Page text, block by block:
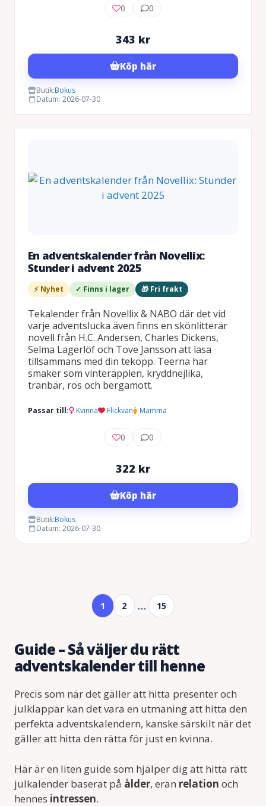
0 0
343 kr
Köp här
Butik:Bokus
Datum: 2026-07-30
En adventskalender från Novellix:
Stunder i advent 2025
⚡ Nyhet ✓ Finns i lager 🎁 Fri frakt
Tekalender från Novellix & NABO där det vid
varje adventslucka även finns en skönlitterär
novell från H.C. Andersen, Charles Dickens,
Selma Lagerlöf och Tove Jansson att läsa
tillsammans med din tekopp. Teerna har
smaker som vinteräpplen, kryddnejlika,
tranbär, ros och bergamott.
Passar till: Kvinna Flickvän Mamma
0 0
322 kr
Köp här
Butik:Bokus
Datum: 2026-07-30
1 2 … 15
Guide – Så väljer du rätt
adventskalender till henne
Precis som när det gäller att hitta presenter och
julklappar kan det vara en utmaning att hitta den
perfekta adventskalendern, kanske särskilt när det
gäller att hitta den rätta för just en kvinna.
Här är en liten guide som hjälper dig att hitta rätt
julkalender baserat på ålder, eran relation och
hennes intressen.